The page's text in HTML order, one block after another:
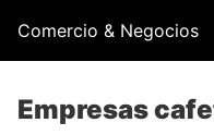
Comercio & Negocios
Empresas